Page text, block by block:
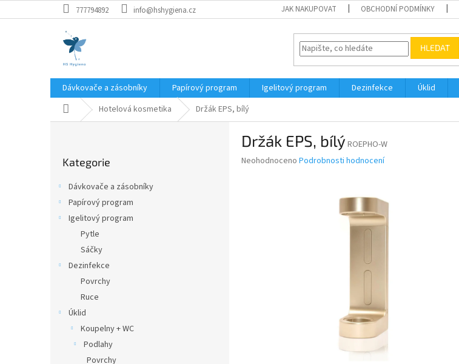
na
777794892 info@hshygiena.cz JAK NAKUPOVAT OBCHODNÍ PODMÍNKY
HLEDAT
Dávkovače a zásobníky Papírový program Igelitový program Dezinfekce Úklid
Domů Hotelová kosmetika Držák EPS, bílý
kategorie
Kategorie
Dávkovače a zásobníky
Papírový program
Igelitový program
Pytle
Sáčky
Dezinfekce
Povrchy
Ruce
Úklid
Koupelny + WC
Podlahy
Povrchy
Držák EPS, bílý ROEPHO-W
Průměrné
Neohodnoceno Podrobnosti hodnocení